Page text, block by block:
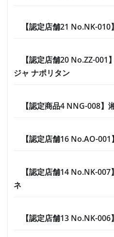
【認定店舗21 No.NK-
【認定店舗20 No.ZZ-
ジャ ナポリタン
【認定商品4 NNG-008】
【認定店舗16 No.AO-
【認定店舗14 No.NK-
ネ
【認定店舗13 No.NK-